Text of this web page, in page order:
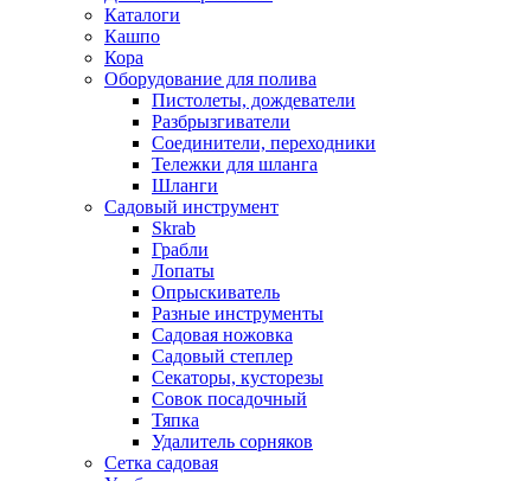
Каталоги
Кашпо
Кора
Оборудование для полива
Пистолеты, дождеватели
Разбрызгиватели
Соединители, переходники
Тележки для шланга
Шланги
Садовый инструмент
Skrab
Грабли
Лопаты
Опрыскиватель
Разные инструменты
Садовая ножовка
Садовый степлер
Секаторы, кусторезы
Совок посадочный
Тяпка
Удалитель сорняков
Сетка садовая